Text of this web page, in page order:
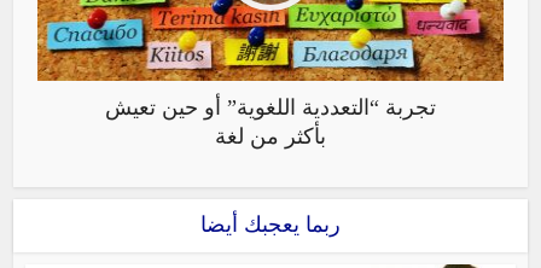
تجربة “التعددية اللغوية” أو حين تعيش
بأكثر من لغة
ربما يعجبك أيضا